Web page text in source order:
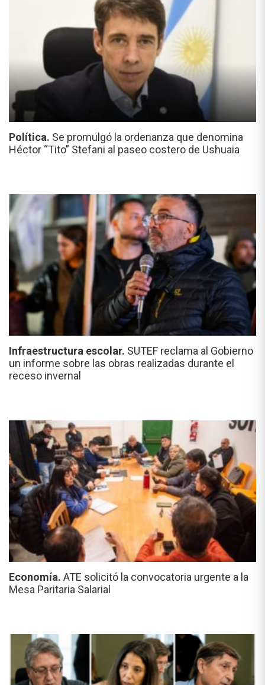
Política. Se promulgó la ordenanza que denomina
Héctor “Tito” Stefani al paseo costero de Ushuaia
Infraestructura escolar. SUTEF reclama al Gobierno
un informe sobre las obras realizadas durante el
receso invernal
Economía. ATE solicitó la convocatoria urgente a la
Mesa Paritaria Salarial